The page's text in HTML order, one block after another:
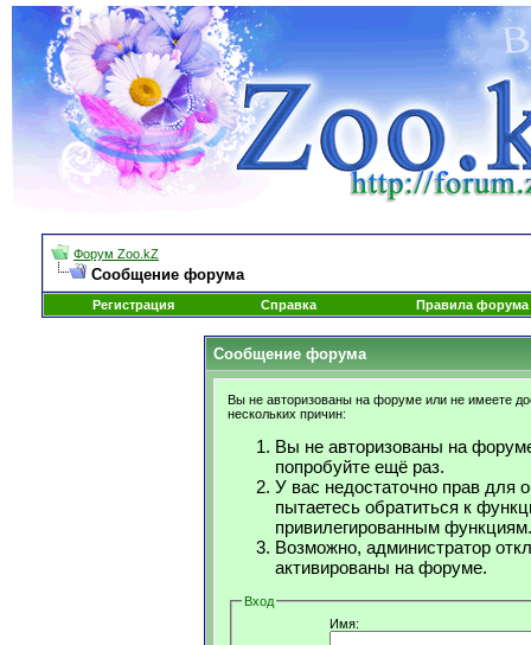
Форум Zoo.kZ
Сообщение форума
Регистрация Справка Правила форума
Сообщение форума
Вы не авторизованы на форуме или не имеете
нескольких причин:
Вы не авторизованы на
попробуйте ещё раз.
У вас недостаточно прав для
пытаетесь обратиться к
привилегированным функциям.
Возможно, администратор
активированы на форуме.
Вход
Имя: